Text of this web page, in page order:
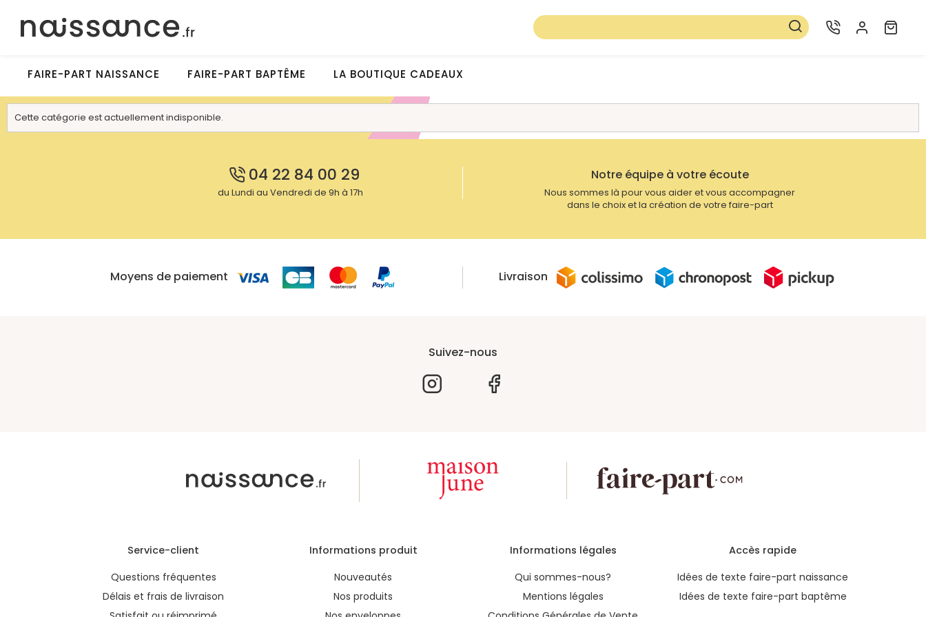
FAIRE-PART NAISSANCE FAIRE-PART BAPTÊME LA BOUTIQUE CADEAUX
Cette catégorie est actuellement indisponible.
04 22 84 00 29
du Lundi au Vendredi de 9h à 17h
Notre équipe à votre écoute
Nous sommes là pour vous aider et vous accompagner
dans le choix et la création de votre faire-part
Moyens de paiement Livraison
Suivez-nous
Service-client
Questions fréquentes
Délais et frais de livraison
Informations produit
Nouveautés
Nos produits
Informations légales
Qui sommes-nous?
Mentions légales
Accès rapide
Idées de texte faire-part naissance
Idées de texte faire-part baptême